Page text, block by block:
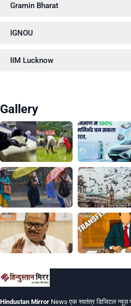
Gramin Bharat
IGNOU
IIM Lucknow
Gallery
Hindustan Mirror News एक स्वतंत्र डिजिटल न्यूज़